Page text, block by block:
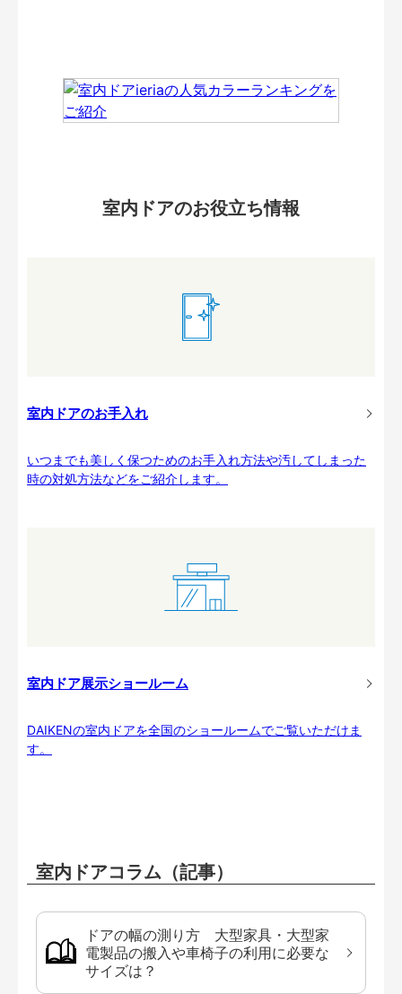
室内ドアのお役立ち情報
室内ドアのお手入れ
いつまでも美しく保つためのお手入れ方法や汚してしまった
時の対処方法などをご紹介します。
室内ドア展示ショールーム
DAIKENの室内ドアを全国のショールームでご覧いただけま
す。
室内ドアコラム（記事）
ドアの幅の測り方 大型家具・大型家
電製品の搬入や車椅子の利用に必要な
サイズは？